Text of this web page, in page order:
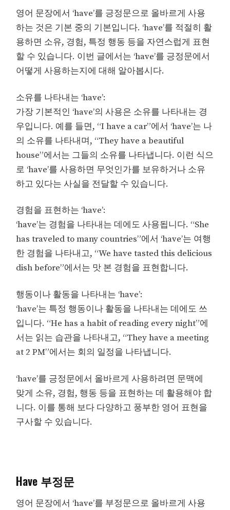
영어 문장에서 ‘have’를 긍정문으로 올바르게 사용
하는 것은 기본 중의 기본입니다. ‘have’를 적절히 활
용하면 소유, 경험, 특정 행동 등을 자연스럽게 표현
할 수 있습니다. 이번 글에서는 ‘have’를 긍정문에서
어떻게 사용하는지에 대해 알아봅시다.
소유를 나타내는 ‘have’:
가장 기본적인 ‘have’의 사용은 소유를 나타내는 경
우입니다. 예를 들면, “I have a car”에서 ‘have’는 나
의 소유를 나타내며, “They have a beautiful
house”에서는 그들의 소유를 나타냅니다. 이런 식으
로 ‘have’를 사용하면 무엇인가를 보유하거나 소유
하고 있다는 사실을 전달할 수 있습니다.
경험을 표현하는 ‘have’:
‘have’는 경험을 나타내는 데에도 사용됩니다. “She
has traveled to many countries”에서 ‘have’는 여행
한 경험을 나타내고, “We have tasted this delicious
dish before”에서는 맛 본 경험을 표현합니다.
행동이나 활동을 나타내는 ‘have’:
‘have’는 특정 행동이나 활동을 나타내는 데에도 쓰
입니다. “He has a habit of reading every night”에
서는 읽는 습관을 나타내고, “They have a meeting
at 2 PM”에서는 회의 일정을 나타냅니다.
‘have’를 긍정문에서 올바르게 사용하려면 문맥에
맞게 소유, 경험, 행동 등을 표현하는 데 활용해야 합
니다. 이를 통해 보다 다양하고 풍부한 영어 표현을
구사할 수 있습니다.
Have 부정문
영어 문장에서 ‘have’를 부정문으로 올바르게 사용